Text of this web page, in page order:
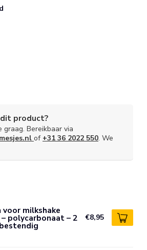
dit product?
Bereikbaar via
of +31 36 2022 550. We
voor milkshake
polycarbonaat – 2 €8,95